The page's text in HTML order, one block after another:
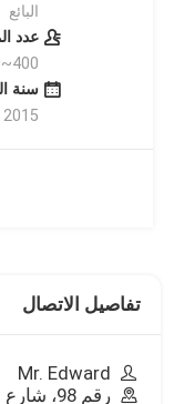
البائع
عدد
400~500 الناس
سنة
2015
تفاصيل الاتصال
Mr. Edward